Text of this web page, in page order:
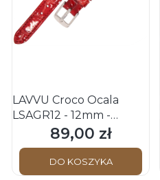
LAVVU Croco Ocala
LSAGR12 - 12mm -
CZERWONY - Skórzany
pasek do zegarka
Cena
89,00 zł
DO KOSZYKA